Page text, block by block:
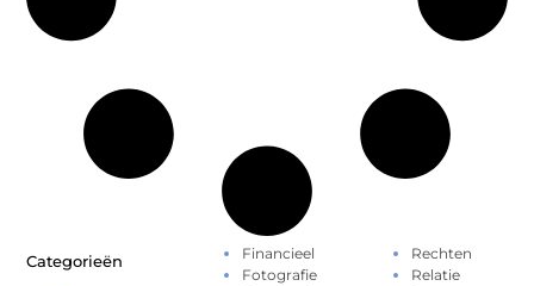
Categorieën
Financieel
Fotografie
Rechten
Relatie